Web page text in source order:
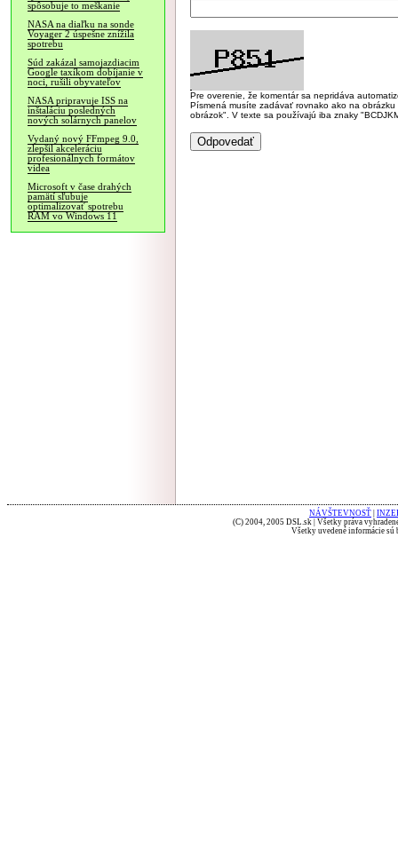
spôsobuje to meškanie
NASA na diaľku na sonde
Voyager 2 úspešne znížila
spotrebu
Súd zakázal samojazdiacim
Google taxíkom dobíjanie v
noci, rušili obyvateľov
NASA pripravuje ISS na
inštaláciu posledných
nových solárnych panelov
Vydaný nový FFmpeg 9.0,
zlepšil akceleráciu
profesionálnych formátov
videa
Microsoft v čase drahých
pamätí sľubuje
optimalizovať spotrebu
RAM vo Windows 11
Pre overenie, že komentár sa nepridáva
Písmená musíte zadávať rovnako ako na
obrázok". V texte sa používajú iba znaky
NÁVŠTEVNOSŤ
(C) 2004, 2005 DSL.sk | Všetky práva
Všetky uvedené informácie sú